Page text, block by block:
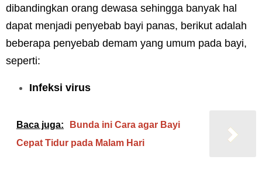
dibandingkan orang dewasa sehingga banyak hal
dapat menjadi penyebab bayi panas, berikut adalah
beberapa penyebab demam yang umum pada bayi,
seperti:
Infeksi virus
Baca juga:
Bunda ini Cara agar Bayi
Cepat Tidur pada Malam Hari